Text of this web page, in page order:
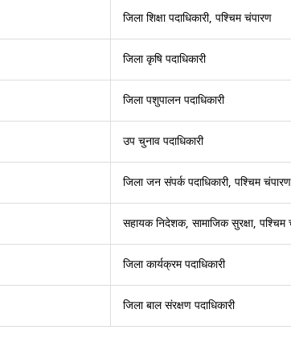
जिला शिक्षा पदाधिकारी, पश्चिम चंपारण
जिला कृषि पदाधिकारी
जिला पशुपालन पदाधिकारी
उप चुनाव पदाधिकारी
जिला जन संपर्क पदाधिकारी, पश्चिम चंपारण
सहायक निदेशक, सामाजिक सुरक्षा, पश्चिम
जिला कार्यक्रम पदाधिकारी
जिला बाल संरक्षण पदाधिकारी